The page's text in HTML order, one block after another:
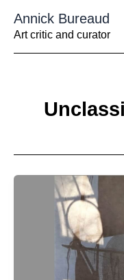
contenu
Annick Bureaud
Art critic and curator